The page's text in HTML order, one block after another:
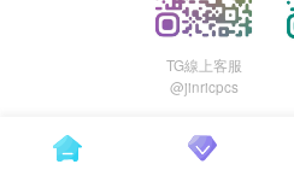
TG線上客服
@jinricpcs